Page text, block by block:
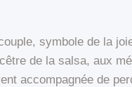
symbole de la
de la salsa, aux
accompagnée de